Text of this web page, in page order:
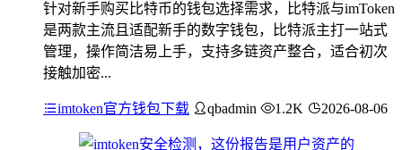
针对新手购买比特币的钱包选择需求，比特派与imToken
是两款主流且适配新手的数字钱包，比特派主打一站式
管理，操作简洁易上手，支持多链资产整合，适合初次
接触加密...
imtoken官方钱包下载 qbadmin 1.2K 2026-08-06